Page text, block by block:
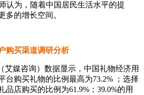
认为，随着中国居民生活水平的提
多的增长空间。
买渠道调研分析
媒咨询）数据显示，中国礼物经济用
台购买礼物的比例最高为73.2% ；选择
品店购买的比例为61.9%；39.0%的用